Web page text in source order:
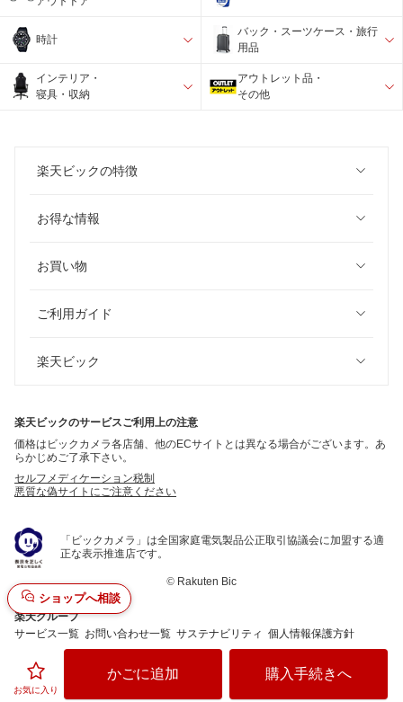
お気に入り
かごに追加 購入手続きへ
ショップへ相談
時計
バック・スーツケース・旅行
用品
インテリア・
寝具・収納
アウトレット品・
その他
楽天ビックの特徴
お得な情報
お買い物
ご利用ガイド
楽天ビック
楽天ビックのサービスご利用上の注意
価格はビックカメラ各店舗、他のECサイトとは異なる場合がございます。あ
らかじめご了承下さい。
セルフメディケーション税制
悪質な偽サイトにご注意ください
「ビックカメラ」は全国家庭電気製品公正取引協議会に加盟する適
正な表示推進店です。
© Rakuten Bic
楽天グループ
サービス一覧 お問い合わせ一覧 サステナビリティ 個人情報保護方針